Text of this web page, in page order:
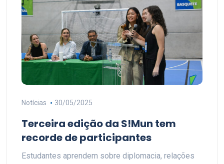
Notícias 30/05/2025
Terceira edição da S!Mun tem
recorde de participantes
Estudantes aprendem sobre diplomacia, relações